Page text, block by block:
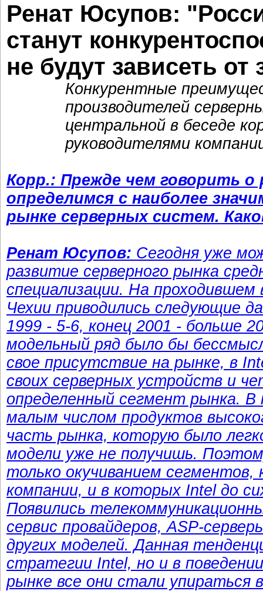
Ренат Юсупов:
станут
не будут зависеть
Конкурентные
производителей
центральной в беседе
руководителями
Корр.: Прежде чем говорить о
определимся с наиболее
рынке серверных систем.
Ренат Юсупов: Сегодня уже
развитие серверного рынка
специализации. На проходившем
Чехии приводились следующие
1999 - 5-6, конец 2001 - больше
модельный ряд было бы
свое присутствие на рынке, в
своих серверных устройств и
определенный сегмент рынка. В
малым числом продуктов
часть рынка, которую было
модели уже не получишь.
только окучиванием
компании, и в которых Intel до
Появились
сервис провайдеров, ASP-
других моделей. Данная
стратегии Intel, но и в
рынке все они стали упираться